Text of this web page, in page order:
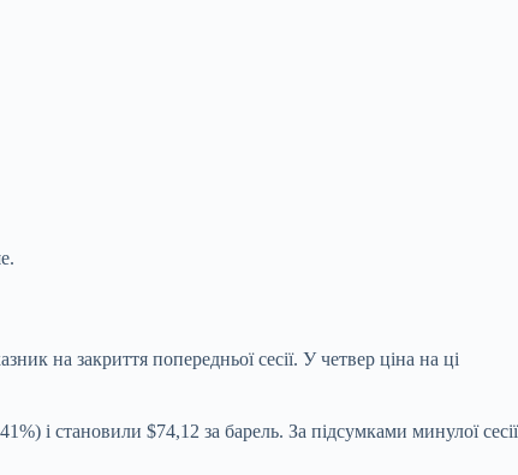
на закриття попередньої сесії. У четвер ціна на ці
і становили $74,12 за барель. За підсумками минулої сесії